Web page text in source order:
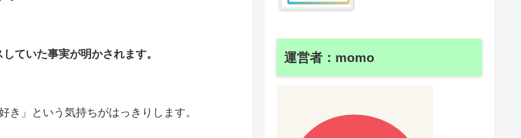
ていた事実が明かされます。
き」という気持ちがはっきりします。
運営者：momo